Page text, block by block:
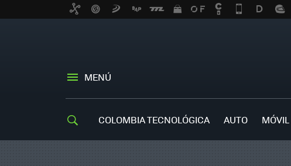
MENÚ
COLOMBIA TECNOLÓGICA AUTO MÓVIL